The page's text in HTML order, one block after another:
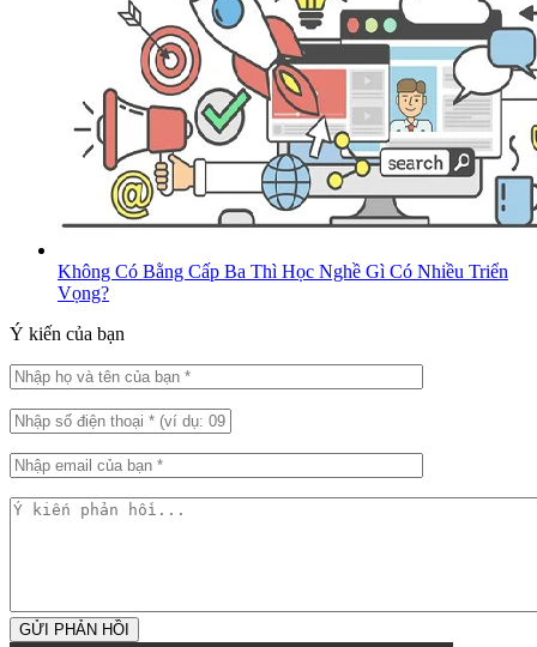
Không Có Bằng Cấp Ba Thì Học Nghề Gì Có Nhiều Triển
Vọng?
Ý kiến của bạn
GỬI PHẢN HỒI